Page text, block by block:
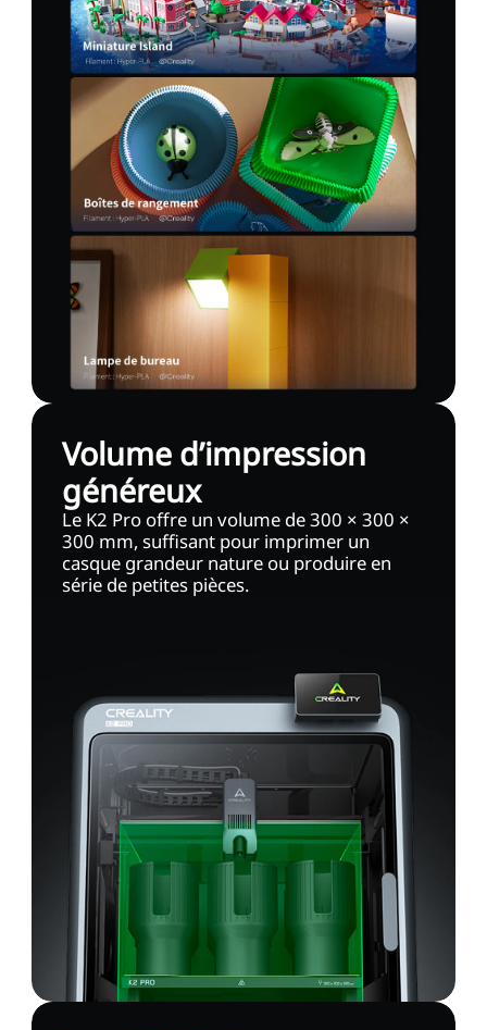
Volume d’impression
généreux
Le K2 Pro offre un volume de 300 × 300 ×
300 mm, suffisant pour imprimer un
casque grandeur nature ou produire en
série de petites pièces.